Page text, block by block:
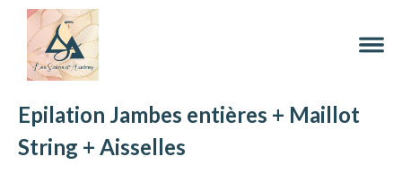
Epilation Jambes entières + Maillot
String + Aisselles